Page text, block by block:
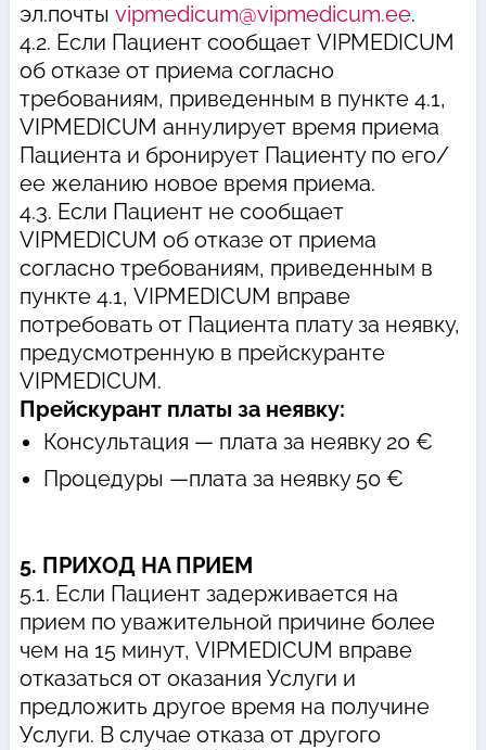
эл.почты vipmedicum@vipmedicum.ee.
4.2. Если Пациент сообщает VIPMEDICUM
об отказе от приема согласно
требованиям, приведенным в пункте 4.1,
VIPMEDICUM аннулирует время приема
Пациента и бронирует Пациенту по его/
ее желанию новое время приема.
4.3. Если Пациент не сообщает
VIPMEDICUM об отказе от приема
согласно требованиям, приведенным в
пункте 4.1, VIPMEDICUM вправе
потребовать от Пациента плату за неявку,
предусмотренную в прейскуранте
VIPMEDICUM.
Прейскурант платы за неявку:
Консультация — плата за неявку 20 €
Процедуры —плата за неявку 50 €
5. ПРИХОД НА ПРИЕМ
5.1. Если Пациент задерживается на
прием по уважительной причине более
чем на 15 минут, VIPMEDICUM вправе
отказаться от оказания Услуги и
предложить другое время на получине
Услуги. В случае отказа от другого